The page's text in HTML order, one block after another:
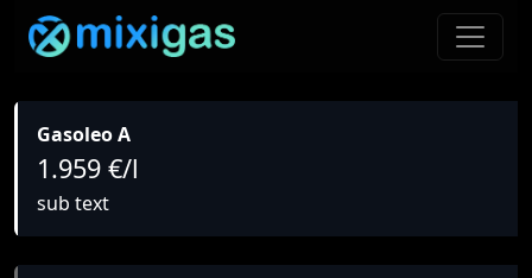
Gasoleo A
1.959 €/l
sub text